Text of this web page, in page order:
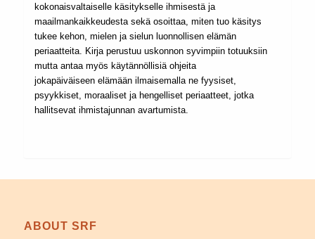
kokonaisvaltaiselle käsitykselle ihmisestä ja
maailmankaikkeudesta sekä osoittaa, miten tuo käsitys
tukee kehon, mielen ja sielun luonnollisen elämän
periaatteita. Kirja perustuu uskonnon syvimpiin totuuksiin
mutta antaa myös käytännöllisiä ohjeita
jokapäiväiseen elämään ilmaisemalla ne fyysiset,
psyykkiset, moraaliset ja hengelliset periaatteet, jotka
hallitsevat ihmistajunnan avartumista.
ABOUT SRF